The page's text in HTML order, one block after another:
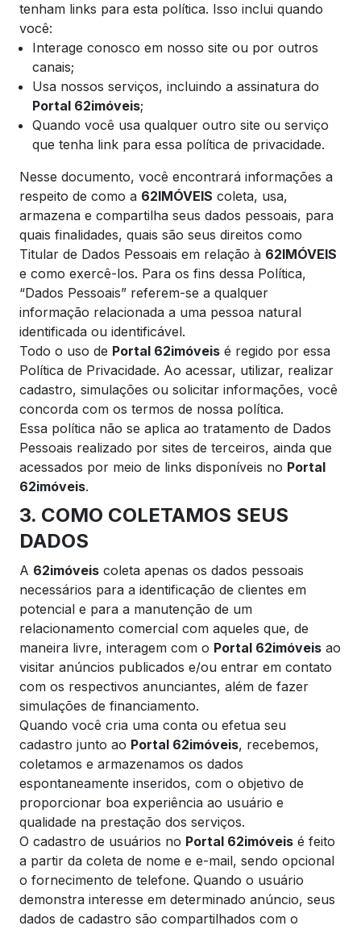
tenham links para esta política. Isso inclui quando
você:
Interage conosco em nosso site ou por outros
canais;
Usa nossos serviços, incluindo a assinatura do
Portal 62imóveis;
Quando você usa qualquer outro site ou serviço
que tenha link para essa política de privacidade.
Nesse documento, você encontrará informações a
respeito de como a 62IMÓVEIS coleta, usa,
armazena e compartilha seus dados pessoais, para
quais finalidades, quais são seus direitos como
Titular de Dados Pessoais em relação à 62IMÓVEIS
e como exercê-los. Para os fins dessa Política,
“Dados Pessoais” referem-se a qualquer
informação relacionada a uma pessoa natural
identificada ou identificável.
Todo o uso de Portal 62imóveis é regido por essa
Política de Privacidade. Ao acessar, utilizar, realizar
cadastro, simulações ou solicitar informações, você
concorda com os termos de nossa política.
Essa política não se aplica ao tratamento de Dados
Pessoais realizado por sites de terceiros, ainda que
acessados por meio de links disponíveis no Portal
62imóveis.
3. COMO COLETAMOS SEUS
DADOS
A 62imóveis coleta apenas os dados pessoais
necessários para a identificação de clientes em
potencial e para a manutenção de um
relacionamento comercial com aqueles que, de
maneira livre, interagem com o Portal 62imóveis ao
visitar anúncios publicados e/ou entrar em contato
com os respectivos anunciantes, além de fazer
simulações de financiamento.
Quando você cria uma conta ou efetua seu
cadastro junto ao Portal 62imóveis, recebemos,
coletamos e armazenamos os dados
espontaneamente inseridos, com o objetivo de
proporcionar boa experiência ao usuário e
qualidade na prestação dos serviços.
O cadastro de usuários no Portal 62imóveis é feito
a partir da coleta de nome e e-mail, sendo opcional
o fornecimento de telefone. Quando o usuário
demonstra interesse em determinado anúncio, seus
dados de cadastro são compartilhados com o